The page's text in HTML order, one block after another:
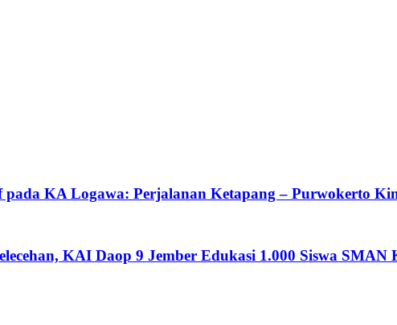
KA Logawa: Perjalanan Ketapang – Purwokerto
KAI Daop 9 Jember Edukasi 1.000 Siswa SMAN